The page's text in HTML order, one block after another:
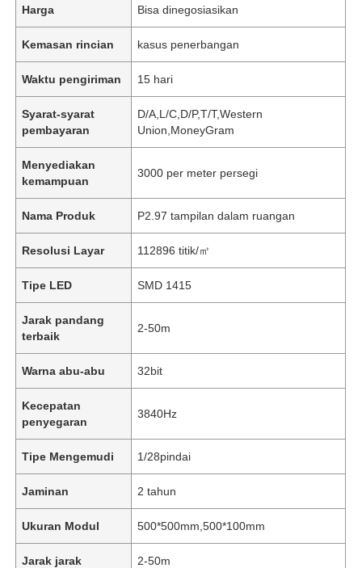
Harga Bisa dinegosiasikan
Kemasan rincian kasus penerbangan
Waktu pengiriman 15 hari
Syarat-syarat
pembayaran
D/A,L/C,D/P,T/T,Western
Union,MoneyGram
Menyediakan
kemampuan
3000 per meter persegi
Nama Produk P2.97 tampilan dalam ruangan
Resolusi Layar 112896 titik/㎡
Tipe LED SMD 1415
Jarak pandang
terbaik
2-50m
Warna abu-abu 32bit
Kecepatan
penyegaran
3840Hz
Tipe Mengemudi 1/28pindai
Jaminan 2 tahun
Ukuran Modul 500*500mm,500*100mm
Jarak jarak 2-50m